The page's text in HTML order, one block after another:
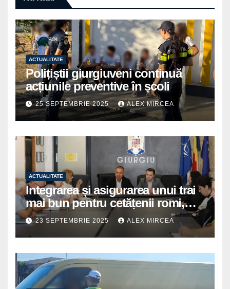
ACTUALITATE
Polițiștii giurgiuveni continuă
acțiunile preventive în școli
25 SEPTEMBRIE 2025 ALEX MIRCEA
ACTUALITATE
Integrarea și asigurarea unui trai
mai bun pentru cetățenii romi,
prioritate pentru instituțiile
publice giurgiuvene
23 SEPTEMBRIE 2025 ALEX MIRCEA